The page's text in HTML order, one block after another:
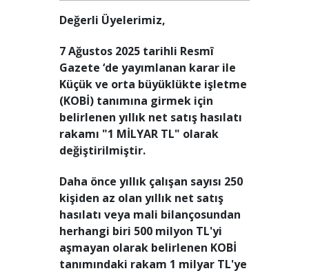
Değerli Üyelerimiz,
7 Ağustos 2025 tarihli Resmî
Gazete ‘de yayımlanan karar ile
Küçük ve orta büyüklükte işletme
(KOBİ) tanımına girmek için
belirlenen yıllık net satış hasılatı
rakamı "1 MİLYAR TL" olarak
değiştirilmiştir.
Daha önce yıllık çalışan sayısı 250
kişiden az olan yıllık net satış
hasılatı veya mali bilançosundan
herhangi biri 500 milyon TL'yi
aşmayan olarak belirlenen KOBİ
tanımındaki rakam 1 milyar TL'ye